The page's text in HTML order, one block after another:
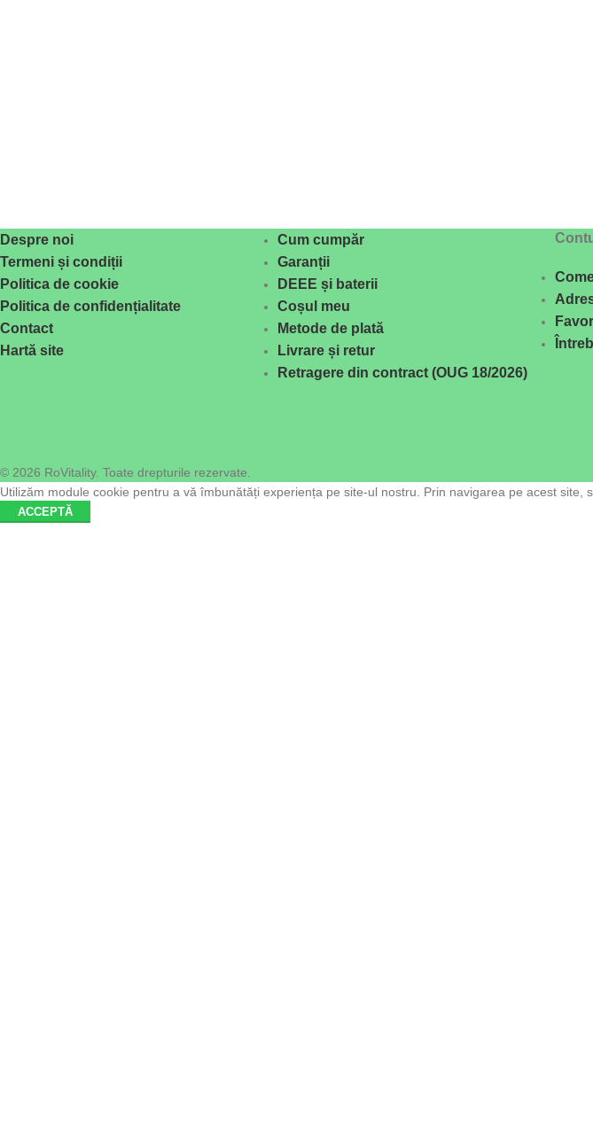
Despre noi
Termeni și condiții
Politica de cookie
Politica de confidențialitate
Contact
Hartă site
Cum cumpăr
Garanții
DEEE și baterii
Coșul meu
Metode de plată
Livrare și retur
Retragere din contract (OUG 18/2026)
© 2026 RoVitality. Toate drepturile rezervate.
Utilizăm module cookie pentru a vă îmbunătăți experiența pe site-ul nostru. Prin navigarea pe acest site,
ACCEPTĂ